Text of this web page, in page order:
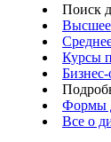
Поиск
Высшее
Курсы
Формы
Все о